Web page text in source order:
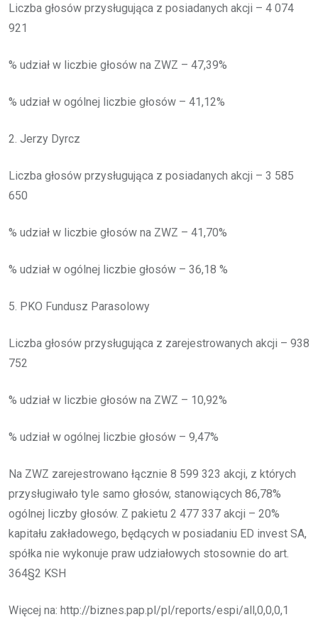
Liczba głosów przysługująca z posiadanych akcji – 4 074
921
% udział w liczbie głosów na ZWZ – 47,39%
% udział w ogólnej liczbie głosów – 41,12%
2. Jerzy Dyrcz
Liczba głosów przysługująca z posiadanych akcji – 3 585
650
% udział w liczbie głosów na ZWZ – 41,70%
% udział w ogólnej liczbie głosów – 36,18 %
5. PKO Fundusz Parasolowy
Liczba głosów przysługująca z zarejestrowanych akcji – 938
752
% udział w liczbie głosów na ZWZ – 10,92%
% udział w ogólnej liczbie głosów – 9,47%
Na ZWZ zarejestrowano łącznie 8 599 323 akcji, z których
przysługiwało tyle samo głosów, stanowiących 86,78%
ogólnej liczby głosów. Z pakietu 2 477 337 akcji – 20%
kapitału zakładowego, będących w posiadaniu ED invest SA,
spółka nie wykonuje praw udziałowych stosownie do art.
364§2 KSH
Więcej na: http://biznes.pap.pl/pl/reports/espi/all,0,0,0,1